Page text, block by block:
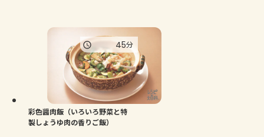
彩色醤肉飯（いろいろ野菜と特
製しょうゆ肉の香りご飯）
45分